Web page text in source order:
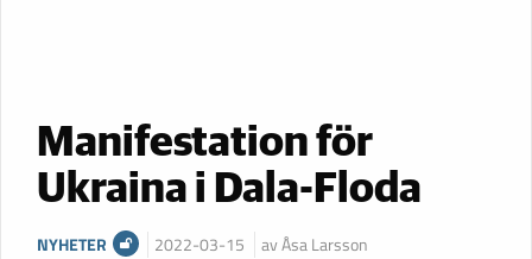
Manifestation för
Ukraina i Dala-Floda
NYHETER 2022-03-15 av Åsa Larsson